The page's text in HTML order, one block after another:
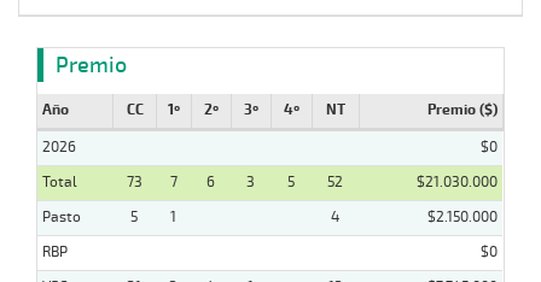
Premio
Año CC 1º 2º 3º 4º NT Premio ($)
2026
$0
Total
73 7 6 3 5 52
$21.030.000
Pasto
5 1 4
$2.150.000
RBP
$0